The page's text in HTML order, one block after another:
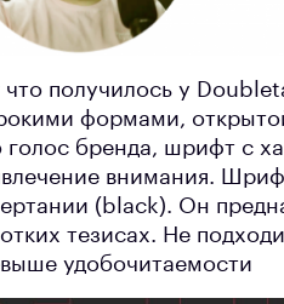
что получилось у
формами,
голос бренда, шрифт с
внимания.
(black). Он
тезисах. Не
удобочитаемости